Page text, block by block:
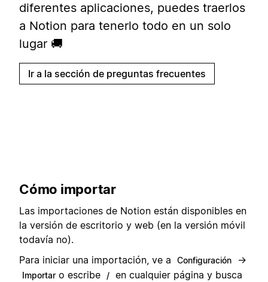
diferentes aplicaciones, puedes traerlos
a Notion para tenerlo todo en un solo
lugar 🚚
Ir a la sección de preguntas frecuentes
Cómo importar
Las importaciones de Notion están disponibles en
la versión de escritorio y web (en la versión móvil
todavía no).
Para iniciar una importación, ve a
Configuración →
Importar o escribe / en cualquier página y busca